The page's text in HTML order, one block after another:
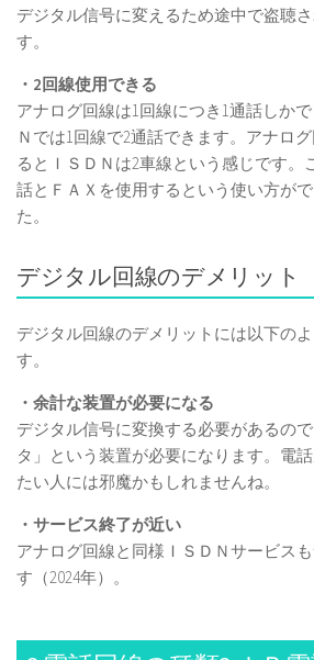
デジタル信号に変えるため途中で盗聴
す。
・2回線使用できる
アナログ回線は1回線につき1通話しか
Ｎでは1回線で2通話できます。アナロ
るとＩＳＤＮは2車線という感じです。
話とＦＡＸを使用するという使い方が
た。
デジタル回線のデメリット
デジタル回線のデメリットには以下の
す。
・余計な装置が必要になる
デジタル信号に変換する必要があるの
タ」という装置が必要になります。電
たい人には邪魔かもしれませんね。
・サービス終了が近い
アナログ回線と同様ＩＳＤＮサービス
す（2024年）。